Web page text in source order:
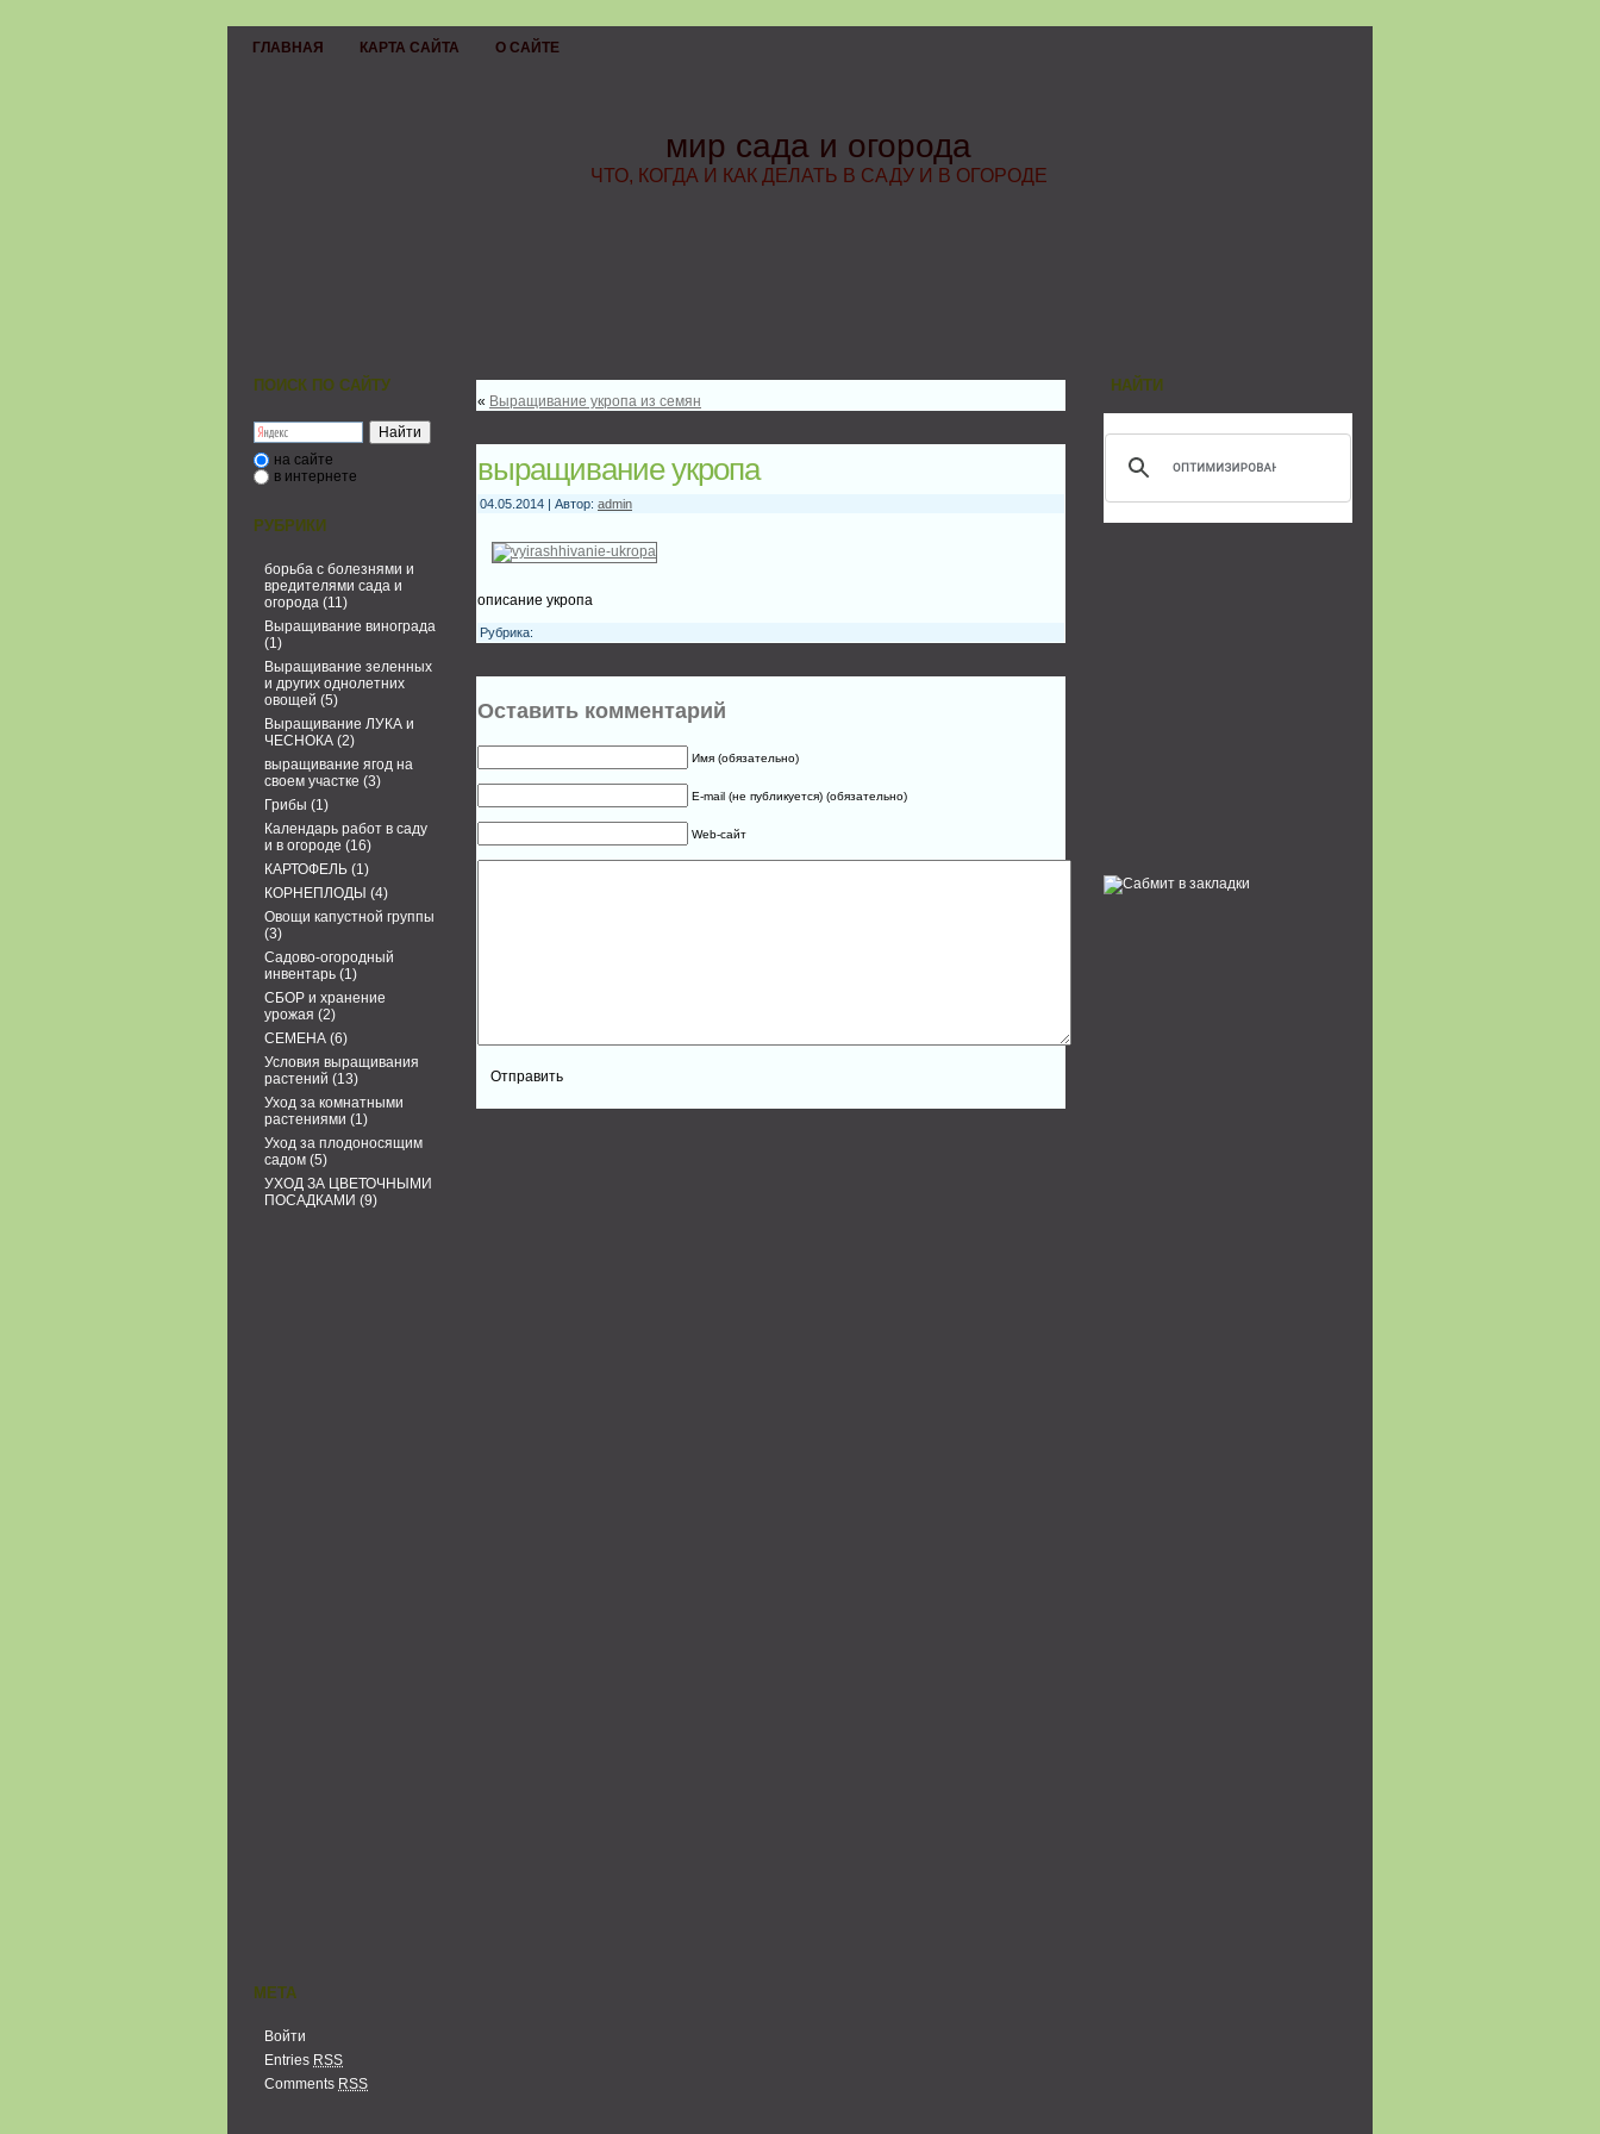
ГЛАВНАЯ КАРТА САЙТА О САЙТЕ
мир сада и огорода
ЧТО, КОГДА И КАК ДЕЛАТЬ В САДУ И В ОГОРОДЕ
ПОИСК ПО САЙТУ
на сайте
в интернете
РУБРИКИ
борьба с болезнями и
вредителями сада и
огорода (11)
Выращивание винограда
(1)
Выращивание зеленных
и других однолетних
овощей (5)
Выращивание ЛУКА и
ЧЕСНОКА (2)
выращивание ягод на
своем участке (3)
Грибы (1)
Календарь работ в саду
и в огороде (16)
КАРТОФЕЛЬ (1)
КОРНЕПЛОДЫ (4)
Овощи капустной группы
(3)
Садово-огородный
инвентарь (1)
СБОР и хранение
урожая (2)
СЕМЕНА (6)
Условия выращивания
растений (13)
Уход за комнатными
растениями (1)
Уход за плодоносящим
садом (5)
УХОД ЗА ЦВЕТОЧНЫМИ
ПОСАДКАМИ (9)
МЕТА
Войти
Entries RSS
Comments RSS
« Выращивание укропа из семян
выращивание укропа
04.05.2014 | Автор: admin
описание укропа
Рубрика:
Оставить комментарий
Имя (обязательно)
E-mail (не публикуется) (обязательно)
Web-сайт
НАЙТИ